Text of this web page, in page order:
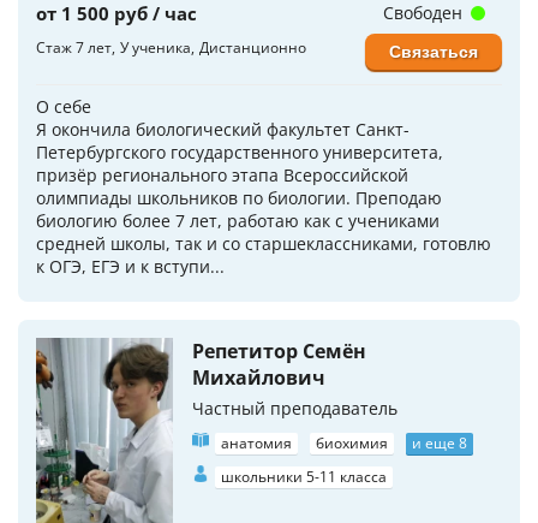
от 1 500 руб / час
Стаж 7 лет У ученика Дистанционно
О себе
Я окончила биологический факультет Санкт-
Петербургского государственного университета,
призёр регионального этапа Всероссийской
олимпиады школьников по биологии. Преподаю
биологию более 7 лет, работаю как с учениками
средней школы, так и со старшеклассниками, готовлю
к ОГЭ, ЕГЭ и к вступи...
Свободен
Связаться
Репетитор Семён
Михайлович
Частный преподаватель
анатомия биохимия
и еще 8
школьники 5-11 класса